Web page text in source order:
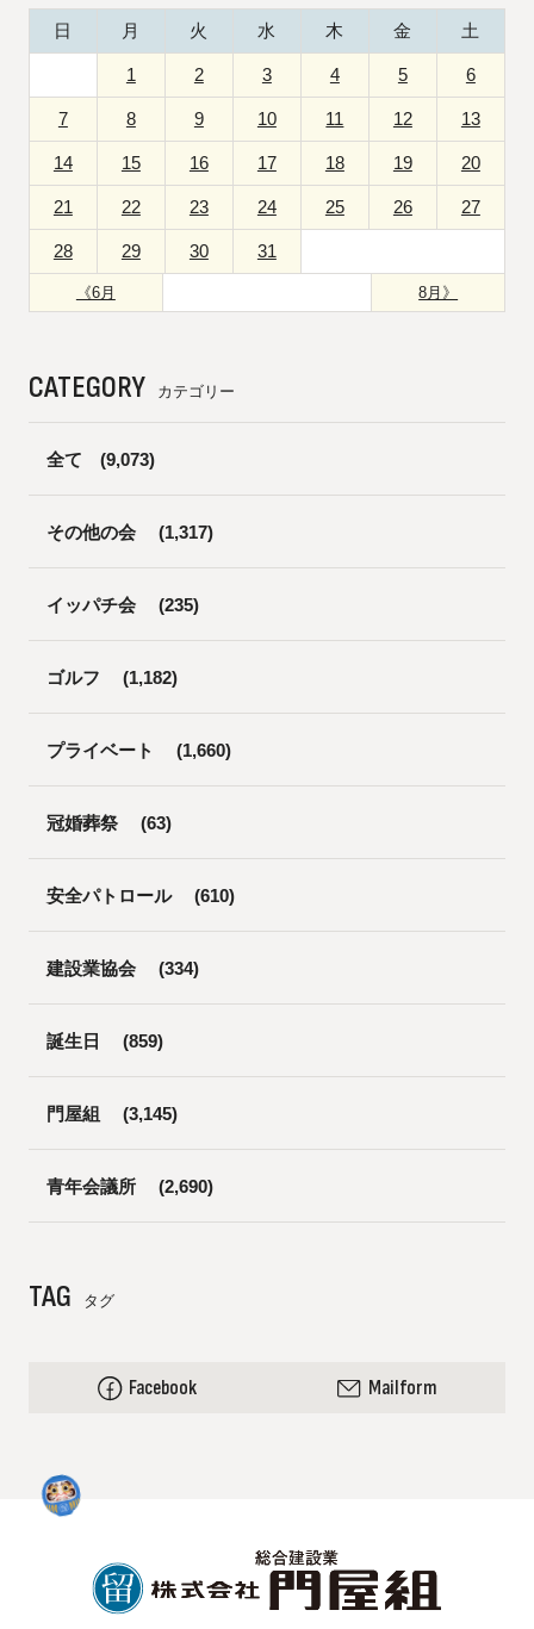
日 月 火 水 木 金 土
1 2 3 4 5 6
7 8 9 10 11 12 13
14 15 16 17 18 19 20
21 22 23 24 25 26 27
28 29 30 31
《6月 8月》
CATEGORY カテゴリー
全て (9,073)
その他の会 (1,317)
イッパチ会 (235)
ゴルフ (1,182)
プライベート (1,660)
冠婚葬祭 (63)
安全パトロール (610)
建設業協会 (334)
誕生日 (859)
門屋組 (3,145)
青年会議所 (2,690)
TAG タグ
Facebook Mailform